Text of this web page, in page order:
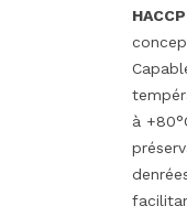
HACCP
à